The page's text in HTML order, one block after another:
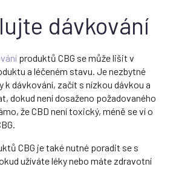
dávkování
produktů CBG se může lišit v
a léčeném stavu. Je nezbytné
dávkování, začít s nízkou dávkou a
dokud není dosaženo požadovaného
že CBD není toxický, méně se ví o
CBG je také nutné poradit se s
užíváte léky nebo máte zdravotní